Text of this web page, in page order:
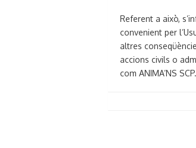
Referent a això,
convenient per
altres
accions civils o
com ANIMA’NS SCP.